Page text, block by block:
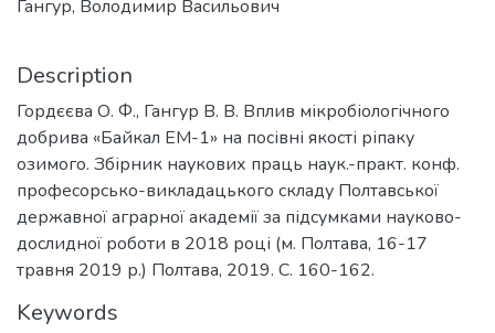
Гангур, Володимир Васильович
Description
Гордєєва О. Ф., Гангур В. В. Вплив мікробіологічного
добрива «Байкал ЕМ-1» на посівні якості ріпаку
озимого. Збірник наукових праць наук.-практ. конф.
професорсько-викладацького складу Полтавської
державної аграрної академії за підсумками науково-
дослидної роботи в 2018 році (м. Полтава, 16-17
травня 2019 р.) Полтава, 2019. С. 160-162.
Keywords